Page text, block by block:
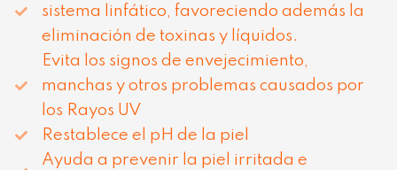
sistema linfático, favoreciendo además la
eliminación de toxinas y líquidos.
Evita los signos de envejecimiento,
manchas y otros problemas causados por
los Rayos UV
Restablece el pH de la piel
Ayuda a prevenir la piel irritada e